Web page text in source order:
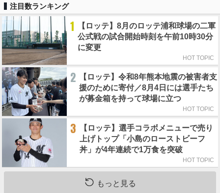
注目数ランキング
1
【ロッテ】8月のロッテ浦和球場の二軍
公式戦の試合開始時刻を午前10時30分
に変更
HOT TOPIC
2
【ロッテ】令和8年熊本地震の被害者支
援のために寄付／8月4日には選手たち
が募金箱を持って球場に立つ
HOT TOPIC
3
【ロッテ】選手コラボメニューで売り
上げトップ「小島のローストビーフ
丼」が4年連続で1万食を突破
HOT TOPIC
もっと見る